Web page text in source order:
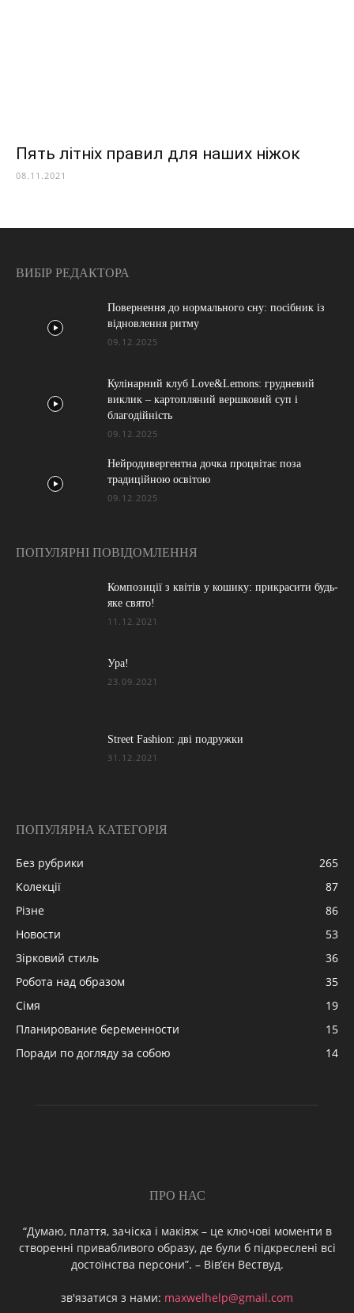
Пять літніх правил для наших ніжок
08.11.2021
ВИБІР РЕДАКТОРА
Повернення до нормального сну: посібник із
відновлення ритму
09.12.2025
Кулінарний клуб Love&Lemons: грудневий
виклик – картопляний вершковий суп і
благодійність
09.12.2025
Нейродивергентна дочка процвітає поза
традиційною освітою
09.12.2025
ПОПУЛЯРНІ ПОВІДОМЛЕННЯ
Композиції з квітів у кошику: прикрасити будь-
яке свято!
11.12.2021
Ура!
23.09.2021
Street Fashion: дві подружки
31.12.2021
ПОПУЛЯРНА КАТЕГОРІЯ
Без рубрики
265
Колекції
87
Різне
86
Новости
53
Зірковий стиль
36
Робота над образом
35
Сімя
19
Планирование беременности
15
Поради по догляду за собою
14
ПРО НАС
“Думаю, плаття, зачіска і макіяж – це ключові моменти в
створенні привабливого образу, де були б підкреслені всі
достоїнства персони”. – Вів’єн Вествуд.
зв'язатися з нами: maxwelhelp@gmail.com